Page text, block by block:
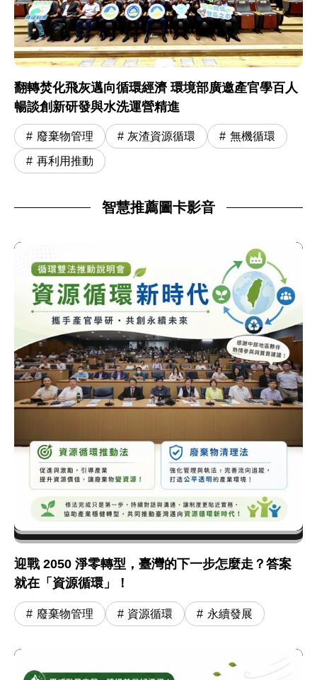
翻轉焚化飛灰邁向循環經濟 環境部廣邀產官學百人
暢談創新研發與水洗運營精進
廢棄物管理 灰渣資源循環 無機循環
再利用推動
智慧推薦圖卡影音
迎戰 2050 淨零轉型，臺灣的下一步怎麼走？答案
就在「資源循環」！
廢棄物管理 資源循環 永續發展